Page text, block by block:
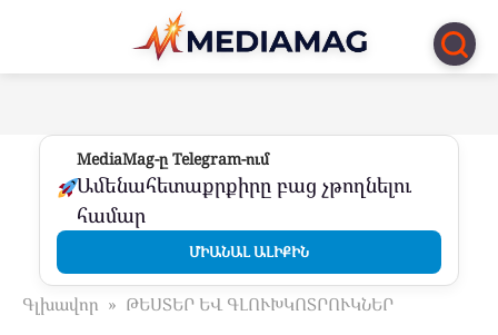
Перейти
контенту
MediaMag-ը Telegram-ում
Ամենահետաքրքիրը բաց չթողնելու
համար
ՄԻԱՆԱԼ ԱԼԻՔԻՆ
Գլխավոր » ԹԵՍՏԵՐ ԵՎ ԳԼՈՒԽԿՈՏՐՈՒԿՆԵՐ